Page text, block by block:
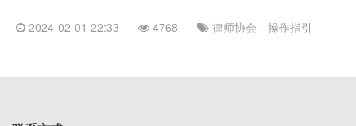
2024-02-01 22:33 4768 律师协会 操作指引